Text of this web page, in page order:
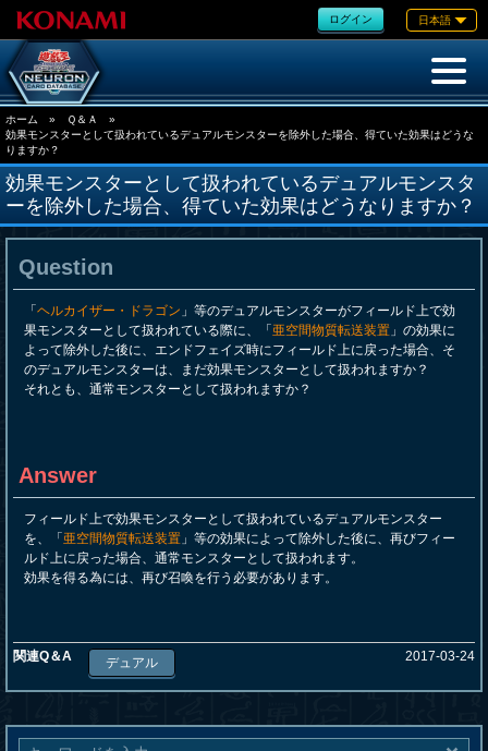
ログイン 日本語
ホーム » Ｑ＆Ａ
»
効果モンスターとして扱われているデュアルモンスターを除外した場合、得ていた効果はどうな
りますか？
効果モンスターとして扱われているデュアルモンスタ
ーを除外した場合、得ていた効果はどうなりますか？
Question
「 ヘルカイザー・ドラゴン 」等のデュアルモンスターがフィールド上で効
果モンスターとして扱われている際に、「 亜空間物質転送装置 」の効果に
よって除外した後に、エンドフェイズ時にフィールド上に戻った場合、そ
のデュアルモンスターは、まだ効果モンスターとして扱われますか？
それとも、通常モンスターとして扱われますか？
Answer
フィールド上で効果モンスターとして扱われているデュアルモンスター
を、「 亜空間物質転送装置 」等の効果によって除外した後に、再びフィー
ルド上に戻った場合、通常モンスターとして扱われます。
効果を得る為には、再び召喚を行う必要があります。
関連Q＆A デュアル 2017-03-24